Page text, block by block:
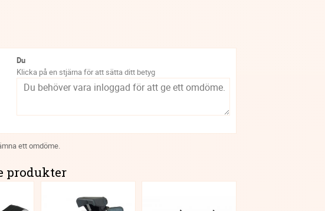
Du
Klicka på en stjärna för att sätta ditt betyg
ett omdöme.
produkter